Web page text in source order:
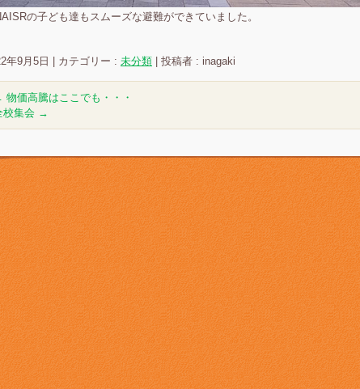
の子ども達もスムーズな避難ができていました。
年9月5日 カテゴリー : 未分類 投稿者 : inagaki
物価高騰はここでも・・・
校集会 →